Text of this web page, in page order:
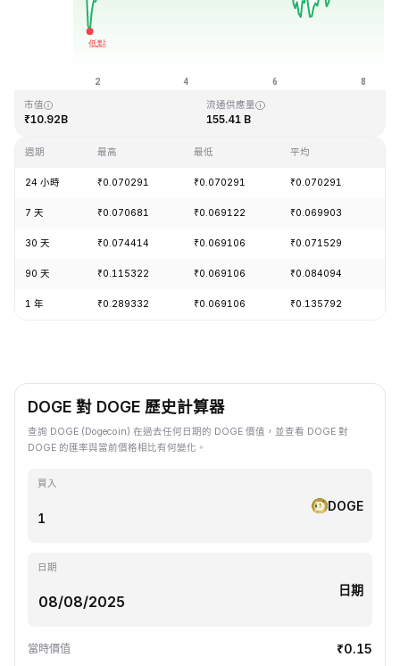
最近更新時間：2026-08-08 10:25 (GMT+0)
市值
₹10.92B
流通供應量
155.41 B
週期 最高 最低 平均
24 小時 ₹0.070291 ₹0.070291 ₹0.070291
7 天 ₹0.070681 ₹0.069122 ₹0.069903
30 天 ₹0.074414 ₹0.069106 ₹0.071529
90 天 ₹0.115322 ₹0.069106 ₹0.084094
1 年 ₹0.289332 ₹0.069106 ₹0.135792
DOGE 對 DOGE 歷史計算器
查詢 DOGE (Dogecoin) 在過去任何日期的 DOGE 價值，並查看 DOGE 對
DOGE 的匯率與當前價格相比有何變化。
買入
DOGE
日期
日期
當時價值 ₹0.15